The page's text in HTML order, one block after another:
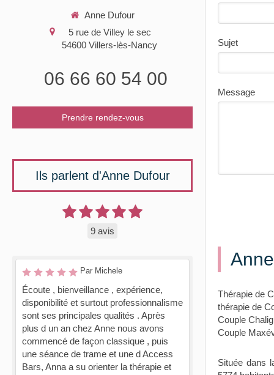
Anne Dufour
5 rue de Villey le sec
54600 Villers-lès-Nancy
06 66 60 54 00
Prendre rendez-vous
Ils parlent d'Anne Dufour
9 avis
Par Michele
Écoute , bienveillance , expérience,
disponibilité et surtout professionnalisme
sont ses principales qualités . Après
plus d un an chez Anne nous avons
commencé de façon classique , puis
une séance de trame et une d Access
Bars, Anna a su orienter la thérapie et
Sujet
Message
Thérapie de
thérapie de
Couple
Couple
Située dans